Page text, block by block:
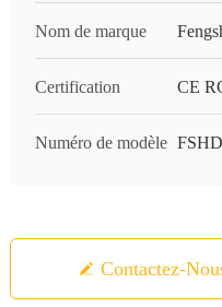
Nom de marque
Certification CE
Numéro de modèle
Contactez-